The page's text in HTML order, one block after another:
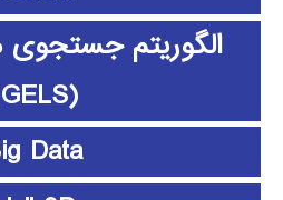
الگوریتم
(GELS)
Data